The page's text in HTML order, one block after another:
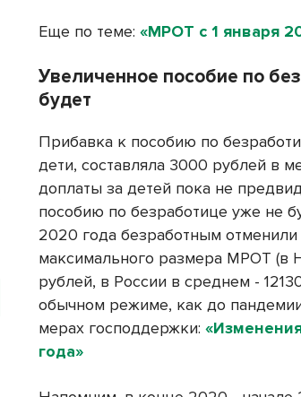
Еще по теме:«МРОТ с 1 января
Увеличенное пособие по
будет
Прибавка к пособию по
дети, составляла 3000 рублей в
доплаты за детей пока не
пособию по безработице уже не
2020 года безработным
максимального размера МРОТ (в
рублей, в России в среднем -
обычном режиме, как до
мерах господдержки:
года»